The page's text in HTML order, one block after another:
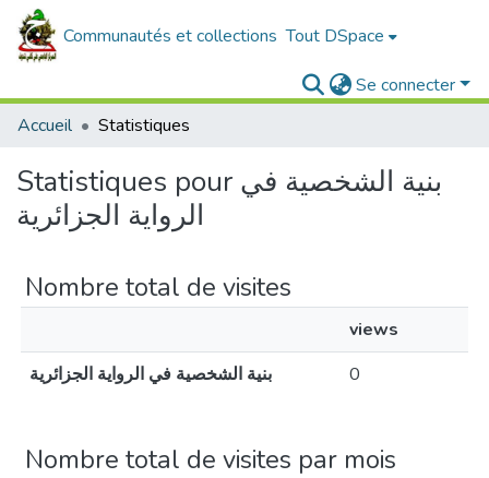
Communautés et collections Tout DSpace
Se connecter
Accueil
Statistiques
Statistiques pour بنية الشخصية في
الرواية الجزائرية
Nombre total de visites
views
بنية الشخصية في الرواية الجزائرية
0
Nombre total de visites par mois